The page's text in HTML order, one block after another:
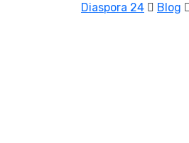
Diaspora 24 Blog